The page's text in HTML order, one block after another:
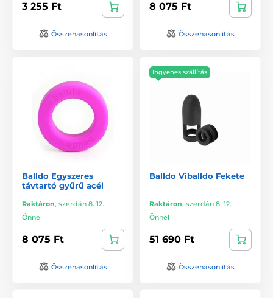
3 255 Ft
Összehasonlítás
8 075 Ft
Összehasonlítás
Balldo Egyszeres
távtartó gyűrű acél
Raktáron, szerdán 8. 12.
Önnél
8 075 Ft
Összehasonlítás
Ingyenes szállítás
Balldo Viballdo Fekete
Raktáron, szerdán 8. 12.
Önnél
51 690 Ft
Összehasonlítás